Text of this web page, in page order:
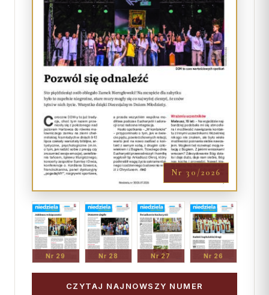
Nr 30/2026
Nr 29 Nr 28 Nr 27 Nr 26
CZYTAJ NAJNOWSZY NUMER